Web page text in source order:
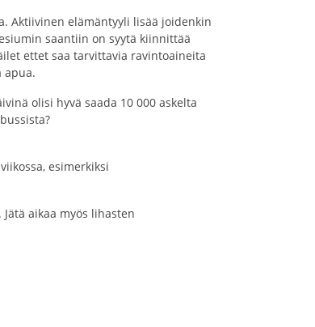
Aktiivinen elämäntyyli lisää joidenkin
saantiin on syytä kiinnittää
ettet saa tarvittavia ravintoaineita
joista voi olla apua.
olisi hyvä saada 10 000 askelta
aiemmin pois bussista?
esimerkiksi
aikaa myös lihasten